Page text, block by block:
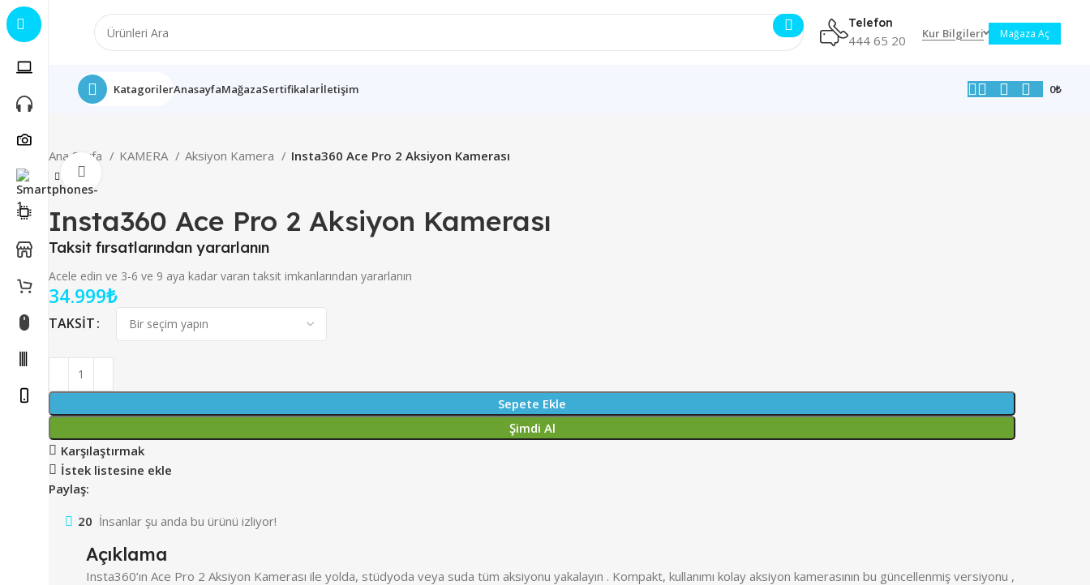
Telefon
444 65 20 Kur Bilgileri Mağaza Aç
KatagorilerAnasayfaMağazaSertifikalarİletişim 0₺
Ana Sayfa KAMERA Aksiyon Kamera Insta360 Ace Pro 2 Aksiyon Kamerası
Insta360 Ace Pro 2 Aksiyon Kamerası
Taksit fırsatlarından yararlanın
Acele edin ve 3-6 ve 9 aya kadar varan taksit imkanlarından yararlanın
34.999₺
TAKSIT
Sepete Ekle
Şimdi Al
Karşılaştırmak
İstek listesine ekle
Paylaş:
20 İnsanlar şu anda bu ürünü izliyor!
Açıklama
Insta360’ın Ace Pro 2 Aksiyon Kamerası ile yolda, stüdyoda veya suda tüm aksiyonu yakalayın . Kompakt, kullanımı kolay aksiyon kamerasının bu güncellenmiş versiyonu ,